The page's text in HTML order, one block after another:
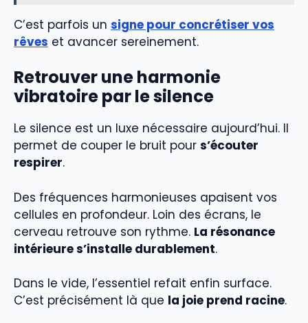
C’est parfois un signe pour concrétiser vos
rêves et avancer sereinement.
Retrouver une harmonie
vibratoire par le silence
Le silence est un luxe nécessaire aujourd’hui. Il
permet de couper le bruit pour s’écouter
respirer.
Des fréquences harmonieuses apaisent vos
cellules en profondeur. Loin des écrans, le
cerveau retrouve son rythme. La résonance
intérieure s’installe durablement.
Dans le vide, l’essentiel refait enfin surface.
C’est précisément là que la joie prend racine.